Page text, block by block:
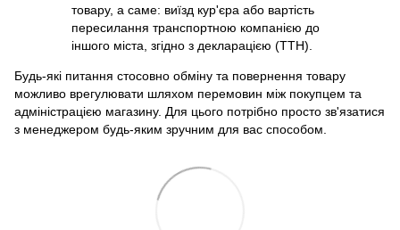
товару, а саме: виїзд кур'єра або вартість
пересилання транспортною компанією до
іншого міста, згідно з декларацією (ТТН).
Будь-які питання стосовно обміну та повернення товару
можливо врегулювати шляхом перемовин між покупцем та
адміністрацією магазину. Для цього потрібно просто зв'язатися
з менеджером будь-яким зручним для вас способом.